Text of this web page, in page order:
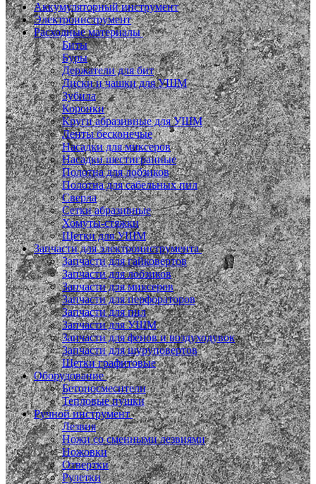
Аккумуляторный инструмент
Электроинструмент
Расходные материалы
Биты
Буры
Держатели для бит
Диски и чашки для УШМ
Зубила
Коронки
Круги абразивные для УШМ
Ленты бесконечые
Насадки для миксеров
Насадки шестигранные
Полотна для лобзиков
Полотна для сабельных пил
Сверла
Сетки абразивные
Хомуты-стяжки
Щетки для УШМ
Запчасти для электроинструмента
Запчасти для гайковертов
Запчасти для лобзиков
Запчасти для миксеров
Запчасти для перфораторов
Запчасти для пил
Запчасти для УШМ
Запчасти для фенов и воздуходувок
Запчасти для шуруповертов
Щетки графитовые
Оборудование
Бетоносмесители
Тепловые пушки
Ручной инструмент
Лезвия
Ножи со сменными лезвиями
Ножовки
Отвертки
Рулетки